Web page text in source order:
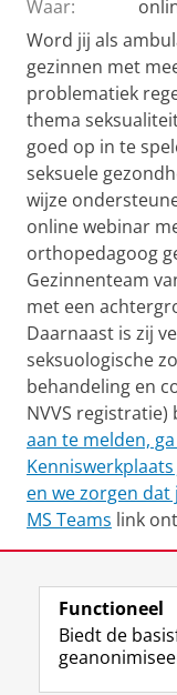
Waar:
Word jij als
gezinnen met
problematiek
thema
goed op in te
seksuele
wijze
online webinar
orthopedagoog
Gezinnenteam
met een
Daarnaast is zij
seksuologische
behandeling en
NVVS registratie)
aan te melden,
Kenniswerkplaats
en we zorgen dat
MS Teams link
Functioneel
Biedt de